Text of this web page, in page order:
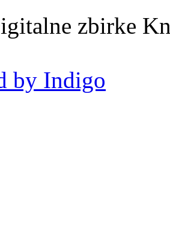
zbirke
by Indigo